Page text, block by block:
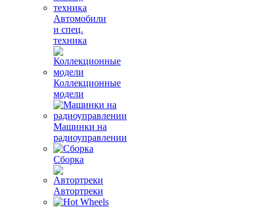
Автомобили
и спец.
техника
Коллекционные
модели
Машинки на
радиоуправлении
Сборка
Автортреки